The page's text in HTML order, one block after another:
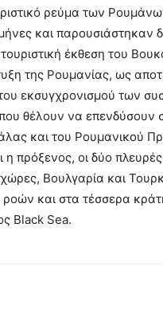
ρεύμα των
και παρουσιάστηκαν
έκθεση του
της Ρουμανίας, ως
εκσυγχρονισμού των
θέλουν να
και του Ρουμανικού
πρόξενος, οι δύο
χώρες, Βουλγαρία και
και στα τέσσερα
Black Sea.